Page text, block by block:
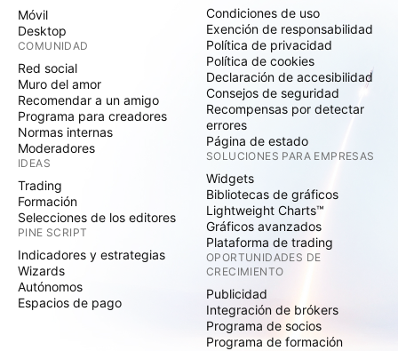
Móvil
Desktop
COMUNIDAD
Red social
Muro del amor
Recomendar a un amigo
Programa para creadores
Normas internas
Moderadores
IDEAS
Trading
Formación
Selecciones de los editores
PINE SCRIPT
Indicadores y estrategias
Wizards
Autónomos
Espacios de pago
Condiciones de uso
Exención de responsabilidad
Política de privacidad
Política de cookies
Declaración de accesibilidad
Consejos de seguridad
Recompensas por detectar
errores
Página de estado
SOLUCIONES PARA EMPRESAS
Widgets
Bibliotecas de gráficos
Lightweight Charts™
Gráficos avanzados
Plataforma de trading
OPORTUNIDADES DE
CRECIMIENTO
Publicidad
Integración de brókers
Programa de socios
Programa de formación